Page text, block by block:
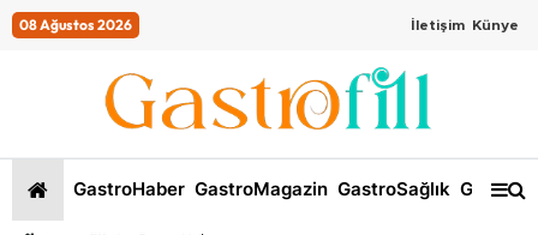
08 Ağustos 2026 İletişim Künye
GastroHaber GastroMagazin GastroSağlık